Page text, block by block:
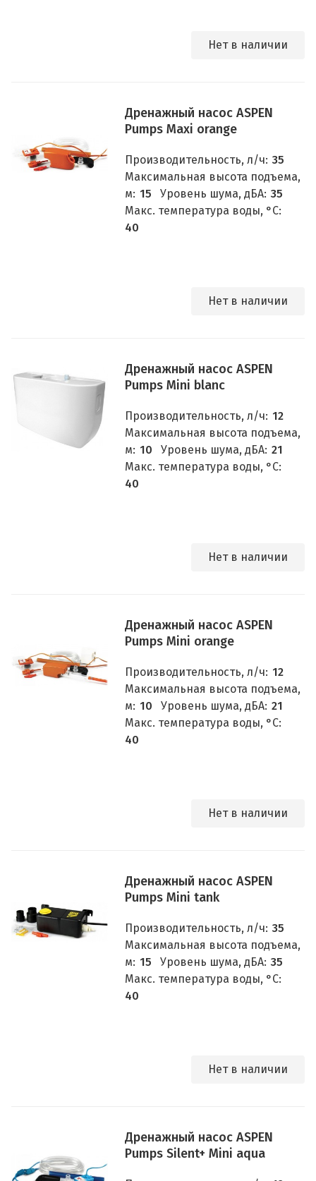
Нет в наличии
Дренажный насос ASPEN
Pumps Maxi orange
Производительность, л/ч: 35
Максимальная высота подъема,
м: 15 Уровень шума, дБА: 35
Макс. температура воды, °C:
40
Нет в наличии
Дренажный насос ASPEN
Pumps Mini blanc
Производительность, л/ч: 12
Максимальная высота подъема,
м: 10 Уровень шума, дБА: 21
Макс. температура воды, °C:
40
Нет в наличии
Дренажный насос ASPEN
Pumps Mini orange
Производительность, л/ч: 12
Максимальная высота подъема,
м: 10 Уровень шума, дБА: 21
Макс. температура воды, °C:
40
Нет в наличии
Дренажный насос ASPEN
Pumps Mini tank
Производительность, л/ч: 35
Максимальная высота подъема,
м: 15 Уровень шума, дБА: 35
Макс. температура воды, °C:
40
Нет в наличии
Дренажный насос ASPEN
Pumps Silent+ Mini aqua